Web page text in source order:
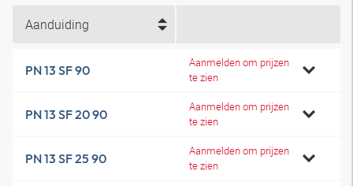
Aanduiding
PN 13 SF 90
Aanmelden om prijzen
te zien
PN 13 SF 20 90
Aanmelden om prijzen
te zien
PN 13 SF 25 90
Aanmelden om prijzen
te zien